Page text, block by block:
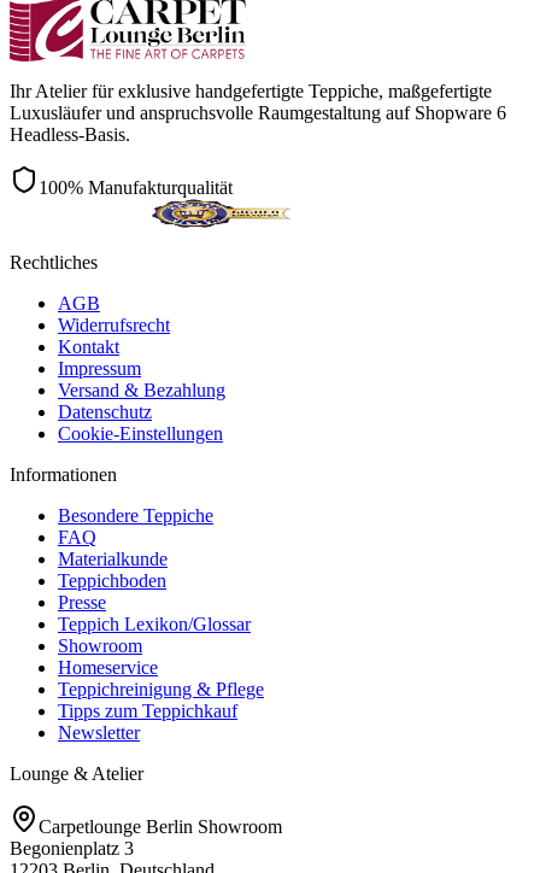
Ihr Atelier für exklusive handgefertigte Teppiche, maßgefertigte
Luxusläufer und anspruchsvolle Raumgestaltung auf Shopware 6
Headless-Basis.
100% Manufakturqualität
Rechtliches
AGB
Widerrufsrecht
Kontakt
Impressum
Versand & Bezahlung
Datenschutz
Cookie-Einstellungen
Informationen
Besondere Teppiche
FAQ
Materialkunde
Teppichboden
Presse
Teppich Lexikon/Glossar
Showroom
Homeservice
Teppichreinigung & Pflege
Tipps zum Teppichkauf
Newsletter
Lounge & Atelier
Carpetlounge Berlin Showroom
Begonienplatz 3